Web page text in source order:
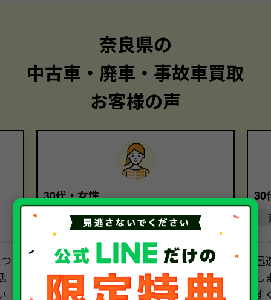
奈良県の
中古車・廃車・事故車買取
お客様の声
30代・女性
奈良県
初めての車の売却で、不安と疑問で
いっぱいでしたが、担当者の方の丁
寧なご説明のおかげで、安心して取引
30